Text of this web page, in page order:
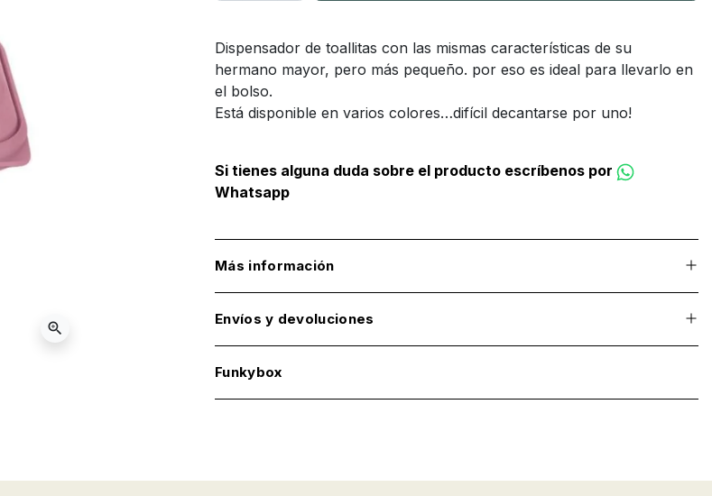
zoom_in
Dispensador de toallitas con las mismas características de su
hermano mayor, pero más pequeño. por eso es ideal para llevarlo en
el bolso.
Está disponible en varios colores…difícil decantarse por uno!
Si tienes alguna duda sobre el producto escríbenos por
Whatsapp
Más información
Envíos y devoluciones
Funkybox